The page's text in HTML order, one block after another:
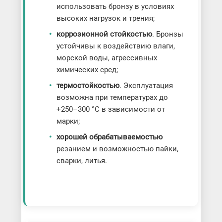
использовать бронзу в условиях
высоких нагрузок и трения;
коррозионной стойкостью. Бронзы
устойчивы к воздействию влаги,
морской воды, агрессивных
химических сред;
термостойкостью. Эксплуатация
возможна при температурах до
+250–300 °C в зависимости от
марки;
хорошей обрабатываемостью
резанием и возможностью пайки,
сварки, литья.